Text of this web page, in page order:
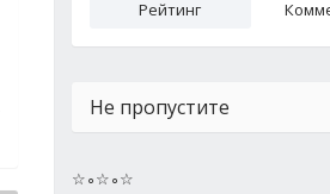
Рейтинг
Не пропустите
☆∘☆∘☆